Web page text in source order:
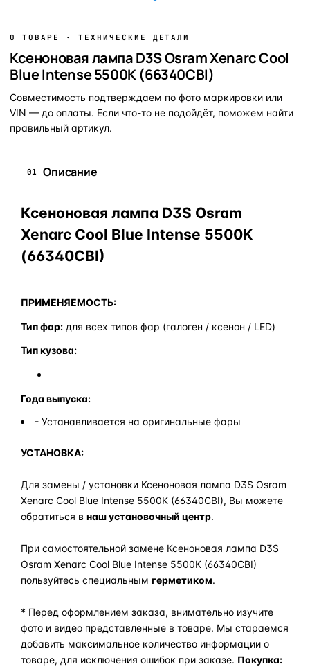
О ТОВАРЕ · ТЕХНИЧЕСКИЕ ДЕТАЛИ
Ксеноновая лампа D3S Osram Xenarc Cool
Blue Intense 5500K (66340CBI)
Совместимость подтверждаем по фото маркировки или
VIN — до оплаты. Если что-то не подойдёт, поможем найти
правильный артикул.
01 Описание
Ксеноновая лампа D3S Osram
Xenarc Cool Blue Intense 5500K
(66340CBI)
ПРИМЕНЯЕМОСТЬ:
Тип фар: для всех типов фар (галоген / ксенон / LED)
Тип кузова:
Года выпуска:
- Устанавливается на оригинальные фары
УСТАНОВКА:
Для замены / установки Ксеноновая лампа D3S Osram
Xenarc Cool Blue Intense 5500K (66340CBI), Вы можете
обратиться в наш установочный центр.
При самостоятельной замене Ксеноновая лампа D3S
Osram Xenarc Cool Blue Intense 5500K (66340CBI)
пользуйтесь специальным герметиком.
* Перед оформлением заказа, внимательно изучите
фото и видео представленные в товаре. Мы стараемся
добавить максимальное количество информации о
товаре, для исключения ошибок при заказе. Покупка: